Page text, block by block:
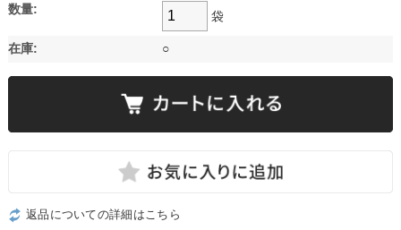
数量:
袋
在庫: ○
返品についての詳細はこちら